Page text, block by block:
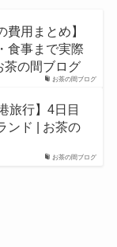
お茶の間ブログ
費用まとめ】
食事まで実際
茶の間ブログ
お茶の間ブログ
旅行】4日目
ンド | お茶の